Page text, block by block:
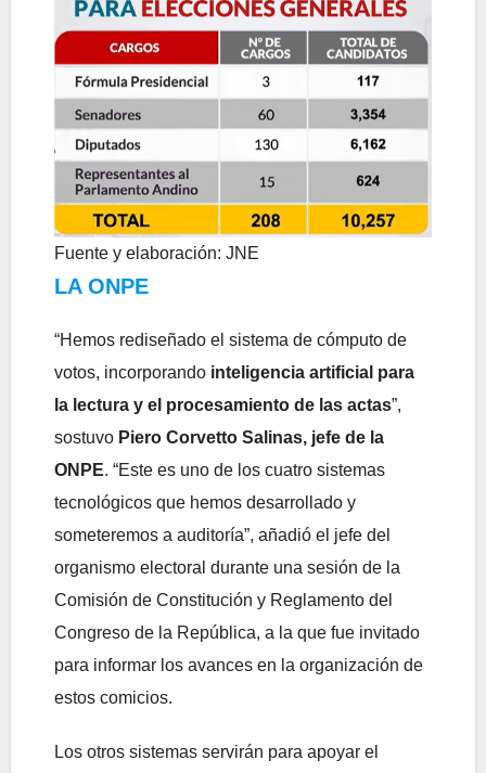
Fuente y elaboración: JNE
LA ONPE
“Hemos rediseñado el sistema de cómputo de
votos, incorporando inteligencia artificial para
la lectura y el procesamiento de las actas”,
sostuvo Piero Corvetto Salinas, jefe de la
ONPE. “Este es uno de los cuatro sistemas
tecnológicos que hemos desarrollado y
someteremos a auditoría”, añadió el jefe del
organismo electoral durante una sesión de la
Comisión de Constitución y Reglamento del
Congreso de la República, a la que fue invitado
para informar los avances en la organización de
estos comicios.
Los otros sistemas servirán para apoyar el